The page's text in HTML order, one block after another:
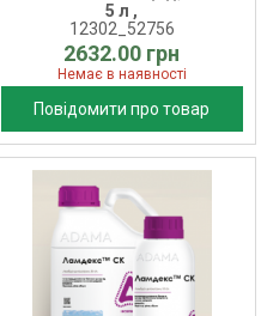
5 л ,
12302_52756
2632.00 грн
Немає в наявності
Повідомити про товар